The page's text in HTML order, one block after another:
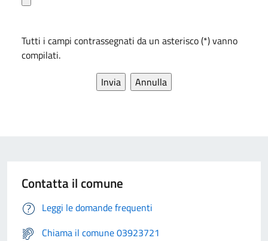
Tutti i campi contrassegnati da un asterisco (*) vanno
compilati.
Contatta il comune
Leggi le domande frequenti
Chiama il comune 03923721